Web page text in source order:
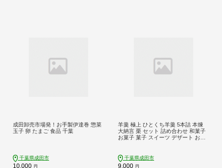
成田卸売市場発！お手製伊達巻 惣菜
玉子 卵 たまご 食品 千葉
千葉県成田市
10,000 円
羊羹 極上 ひとくち羊羹 5本詰 本煉
大納言 栗 セット 詰め合わせ 和菓子
お菓子 菓子 スイーツ デザート おや
千葉県 成田市
千葉県成田市
9,000 円